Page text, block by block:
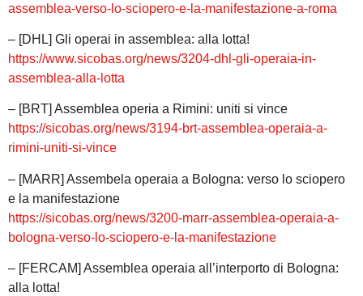
assemblea-verso-lo-sciopero-e-la-manifestazione-a-roma
– [DHL] Gli operai in assemblea: alla lotta!
https://www.sicobas.org/news/3204-dhl-gli-operaia-in-
assemblea-alla-lotta
– [BRT] Assemblea operia a Rimini: uniti si vince
https://sicobas.org/news/3194-brt-assemblea-operaia-a-
rimini-uniti-si-vince
– [MARR] Assembela operaia a Bologna: verso lo sciopero
e la manifestazione
https://sicobas.org/news/3200-marr-assemblea-operaia-a-
bologna-verso-lo-sciopero-e-la-manifestazione
– [FERCAM] Assemblea operaia all’interporto di Bologna:
alla lotta!